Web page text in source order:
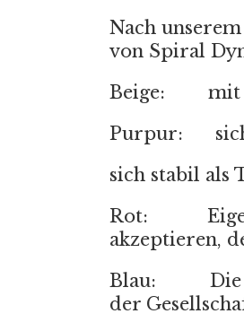
Nach
von Spiral
Beige:
mit
Purpur:
sich stabil als
Rot:
akzeptieren,
Blau:
der